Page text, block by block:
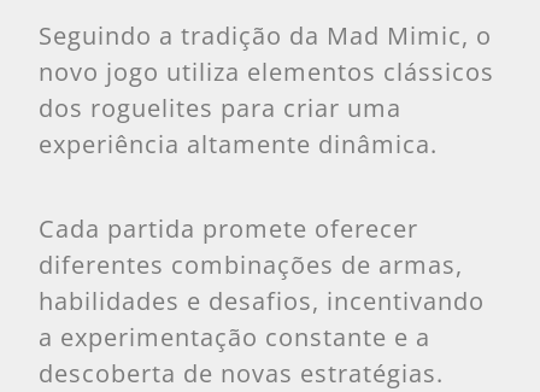
Seguindo a tradição da Mad Mimic, o
novo jogo utiliza elementos clássicos
dos roguelites para criar uma
experiência altamente dinâmica.
Cada partida promete oferecer
diferentes combinações de armas,
habilidades e desafios, incentivando
a experimentação constante e a
descoberta de novas estratégias.